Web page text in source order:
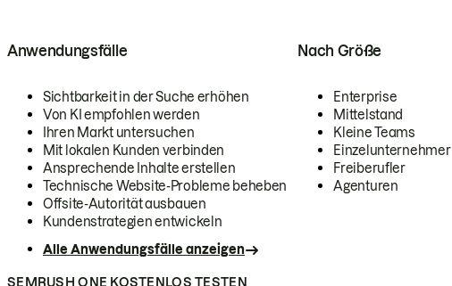
Anwendungsfälle
Sichtbarkeit in der Suche erhöhen
Von KI empfohlen werden
Ihren Markt untersuchen
Mit lokalen Kunden verbinden
Ansprechende Inhalte erstellen
Technische Website-Probleme beheben
Offsite-Autorität ausbauen
Kundenstrategien entwickeln
Alle Anwendungsfälle anzeigen
Nach Größe
Enterprise
Mittelstand
Kleine Teams
Einzelunternehmer
Freiberufler
Agenturen
SEMRUSH ONE KOSTENLOS TESTEN